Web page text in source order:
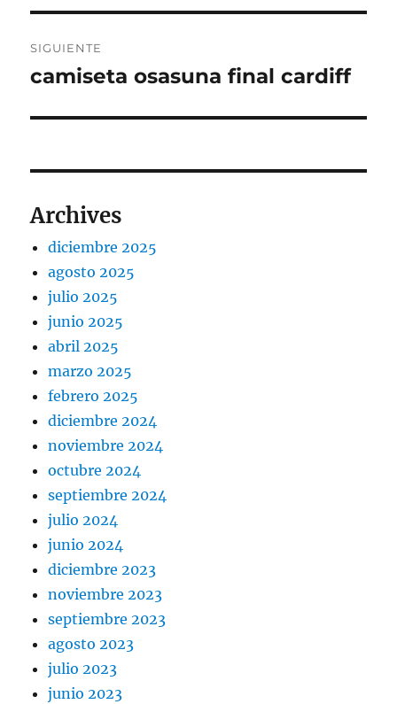
SIGUIENTE
Entrada
camiseta osasuna final cardiff
Archives
diciembre 2025
agosto 2025
julio 2025
junio 2025
abril 2025
marzo 2025
febrero 2025
diciembre 2024
noviembre 2024
octubre 2024
septiembre 2024
julio 2024
junio 2024
diciembre 2023
noviembre 2023
septiembre 2023
agosto 2023
julio 2023
junio 2023